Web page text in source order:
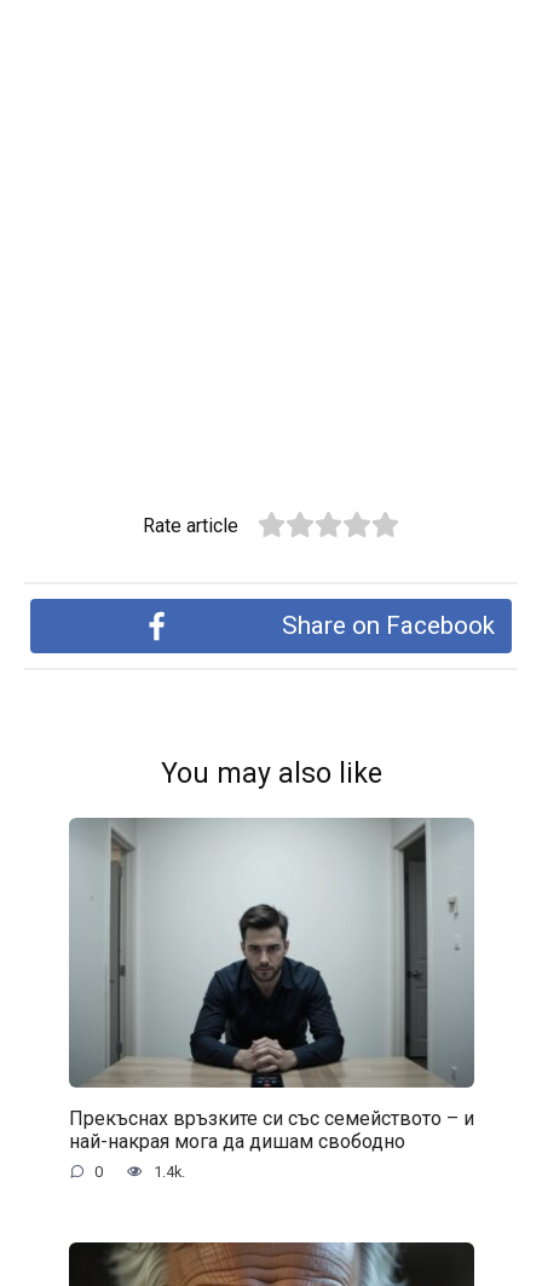
Rate article
Share on Facebook
You may also like
Прекъснах връзките си със семейството – и
най-накрая мога да дишам свободно
0 1.4k.